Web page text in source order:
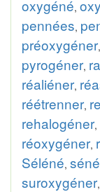
oxygéné,
pennées,
préoxygéner,
pyrogéner,
réaliéner,
réétrenner,
rehalogéner,
réoxygéner,
Séléné, séné
suroxygéner,